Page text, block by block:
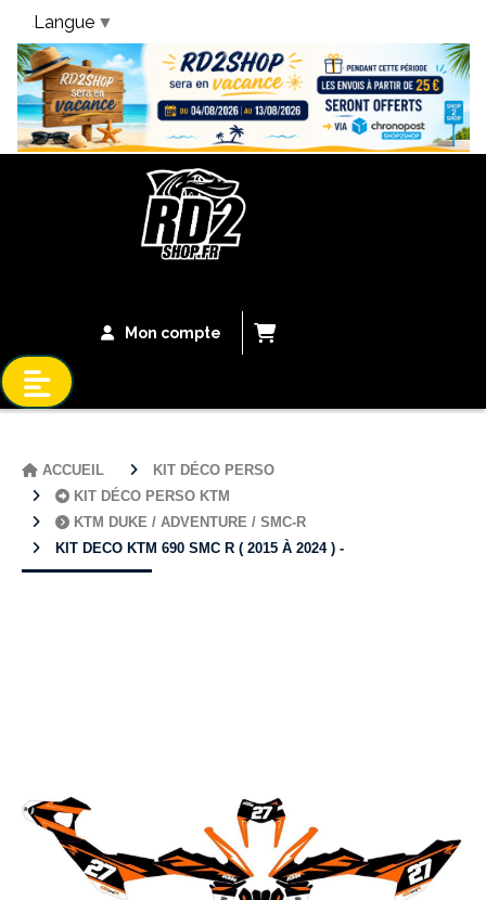
Bandeau Vacances
Mon compte
ACCUEIL
KIT DÉCO PERSO
KIT DÉCO PERSO KTM
KTM DUKE / ADVENTURE / SMC-R
KIT DECO KTM 690 SMC R ( 2015 À 2024 ) -
Langue ▼